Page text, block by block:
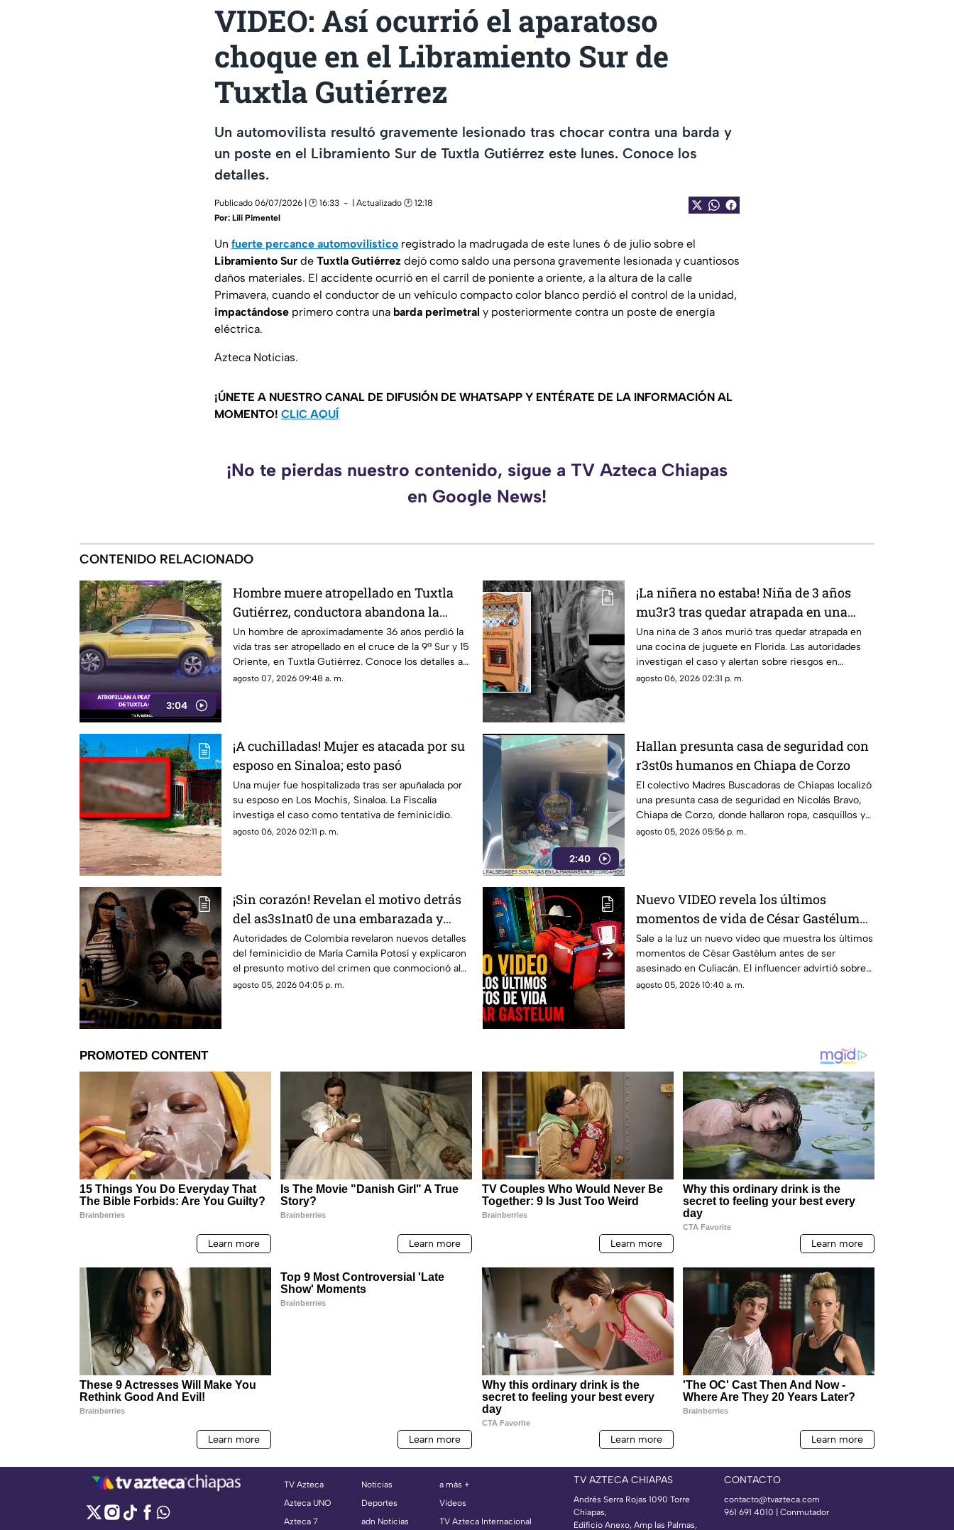
VIDEO: Así ocurrió el aparatoso
choque en el Libramiento Sur de
Tuxtla Gutiérrez
Un automovilista resultó gravemente lesionado tras chocar contra una barda y
un poste en el Libramiento Sur de Tuxtla Gutiérrez este lunes. Conoce los
detalles.
Publicado 06/07/2026 | 🕑 16:33
| Actualizado 🕑 12:18
Por: Lili Pimentel
Un fuerte percance automovilístico registrado la madrugada de este lunes 6 de julio sobre el
Libramiento Sur de Tuxtla Gutiérrez dejó como saldo una persona gravemente lesionada y cuantiosos
daños materiales. El accidente ocurrió en el carril de poniente a oriente, a la altura de la calle
Primavera, cuando el conductor de un vehículo compacto color blanco perdió el control de la unidad,
impactándose primero contra una barda perimetral y posteriormente contra un poste de energía
eléctrica.
Azteca Noticias.
¡ÚNETE A NUESTRO CANAL DE DIFUSIÓN DE WHATSAPP Y ENTÉRATE DE LA INFORMACIÓN AL
MOMENTO! CLIC AQUÍ
¡No te pierdas nuestro contenido, sigue a TV Azteca Chiapas
en Google News!
CONTENIDO RELACIONADO
3:04
Hombre muere atropellado en Tuxtla
Gutiérrez, conductora abandona la
camioneta
Un hombre de aproximadamente 36 años perdió la
vida tras ser atropellado en el cruce de la 9ª Sur y 15
Oriente, en Tuxtla Gutiérrez. Conoce los detalles a
continuación.
agosto 07, 2026 09:48 a. m.
¡La niñera no estaba! Niña de 3 años
mu3r3 tras quedar atrapada en una
cocina de juguete
Una niña de 3 años murió tras quedar atrapada en
una cocina de juguete en Florida. Las autoridades
investigan el caso y alertan sobre riesgos en
muebles infantiles.
agosto 06, 2026 02:31 p. m.
¡A cuchilladas! Mujer es atacada por su
esposo en Sinaloa; esto pasó
Una mujer fue hospitalizada tras ser apuñalada por
su esposo en Los Mochis, Sinaloa. La Fiscalía
investiga el caso como tentativa de feminicidio.
agosto 06, 2026 02:11 p. m.
2:40
Hallan presunta casa de seguridad con
r3st0s humanos en Chiapa de Corzo
El colectivo Madres Buscadoras de Chiapas localizó
una presunta casa de seguridad en Nicolás Bravo,
Chiapa de Corzo, donde hallaron ropa, casquillos y
restos humanos.
agosto 05, 2026 05:56 p. m.
¡Sin corazón! Revelan el motivo detrás
del as3s1nat0 de una embarazada y
como le sacaron a su bebé: Caso María
Camila
Autoridades de Colombia revelaron nuevos detalles
del feminicidio de María Camila Potosí y explicaron
el presunto motivo del crimen que conmocionó al
país.
agosto 05, 2026 04:05 p. m.
Nuevo VIDEO revela los últimos
momentos de vida de César Gastélum
antes de su asesinato: 'Esos chavalos
me dan miedo'
Sale a la luz un nuevo video que muestra los últimos
momentos de César Gastélum antes de ser
asesinado en Culiacán. El influencer advirtió sobre
sus agresores.
agosto 05, 2026 10:40 a. m.
TV Azteca
Azteca UNO
Azteca 7
Noticias
Deportes
adn Noticias
a más +
Videos
TV Azteca Internacional
TV AZTECA CHIAPAS
Andrés Serra Rojas 1090 Torre
Chiapas,
Edificio Anexo, Amp las Palmas,
CONTACTO
contacto@tvazteca.com
961 691 4010 | Conmutador